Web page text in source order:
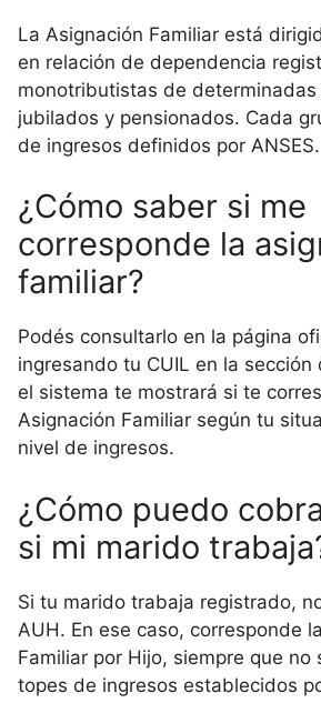
La Asignación Familiar está
en relación de dependencia
monotributistas de determinadas
jubilados y pensionados. Cada
de ingresos definidos por ANSES.
¿Cómo saber si me
corresponde la
familiar?
Podés consultarlo en la página
ingresando tu CUIL en la
el sistema te mostrará si te
Asignación Familiar según tu
nivel de ingresos.
¿Cómo puedo
si mi marido
Si tu marido trabaja registrado,
AUH. En ese caso, corresponde
Familiar por Hijo, siempre que no
topes de ingresos establecidos